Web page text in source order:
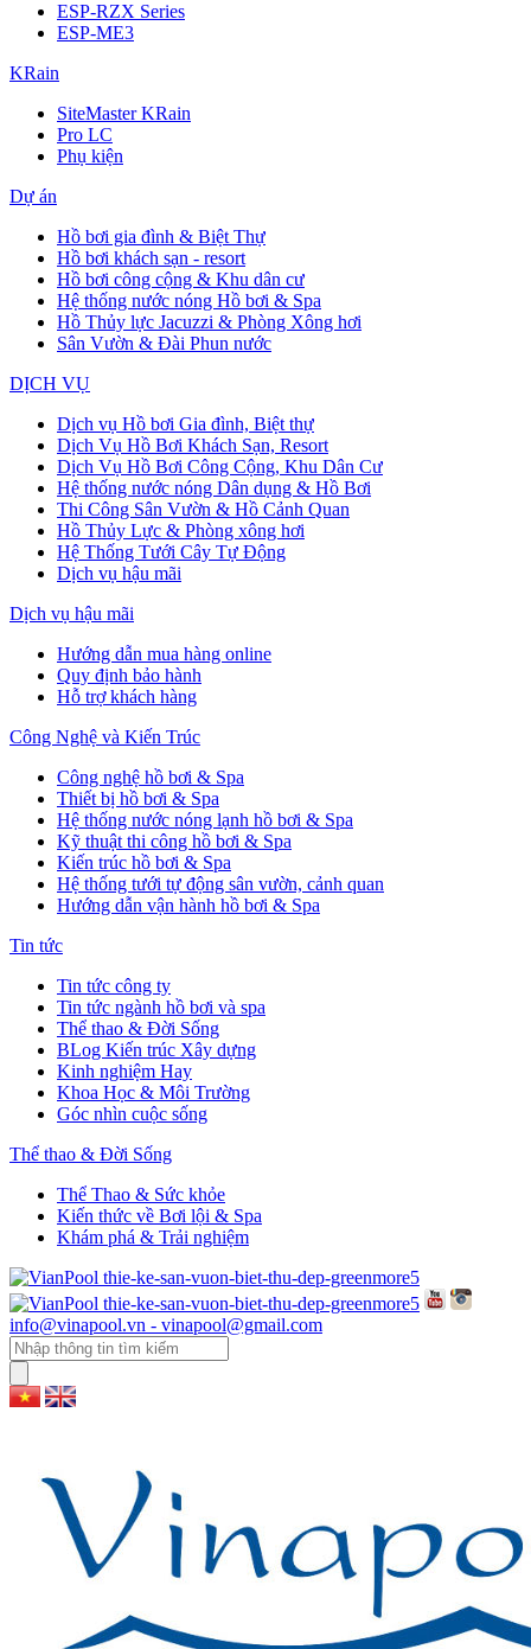
ESP-RZX Series
ESP-ME3
KRain
SiteMaster KRain
Pro LC
Phụ kiện
Dự án
Hồ bơi gia đình & Biệt Thự
Hồ bơi khách sạn - resort
Hồ bơi công cộng & Khu dân cư
Hệ thống nước nóng Hồ bơi & Spa
Hồ Thủy lực Jacuzzi & Phòng Xông hơi
Sân Vườn & Đài Phun nước
DỊCH VỤ
Dịch vụ Hồ bơi Gia đình, Biệt thự
Dịch Vụ Hồ Bơi Khách Sạn, Resort
Dịch Vụ Hồ Bơi Công Cộng, Khu Dân Cư
Hệ thống nước nóng Dân dụng & Hồ Bơi
Thi Công Sân Vườn & Hồ Cảnh Quan
Hồ Thủy Lực & Phòng xông hơi
Hệ Thống Tưới Cây Tự Động
Dịch vụ hậu mãi
Dịch vụ hậu mãi
Hướng dẫn mua hàng online
Quy định bảo hành
Hỗ trợ khách hàng
Công Nghệ và Kiến Trúc
Công nghệ hồ bơi & Spa
Thiết bị hồ bơi & Spa
Hệ thống nước nóng lạnh hồ bơi & Spa
Kỹ thuật thi công hồ bơi & Spa
Kiến trúc hồ bơi & Spa
Hệ thống tưới tự động sân vườn, cảnh quan
Hướng dẫn vận hành hồ bơi & Spa
Tin tức
Tin tức công ty
Tin tức ngành hồ bơi và spa
Thể thao & Đời Sống
BLog Kiến trúc Xây dựng
Kinh nghiệm Hay
Khoa Học & Môi Trường
Góc nhìn cuộc sống
Thể thao & Đời Sống
Thể Thao & Sức khỏe
Kiến thức về Bơi lội & Spa
Khám phá & Trải nghiệm
info@vinapool.vn - vinapool@gmail.com